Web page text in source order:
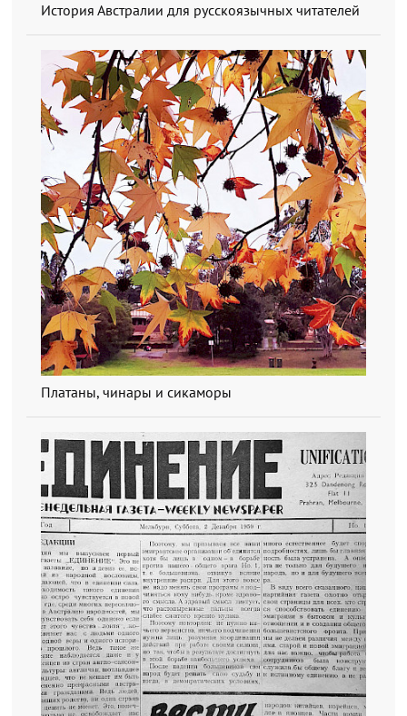
История Австралии для русскоязычных читателей
Платаны, чинары и сикаморы